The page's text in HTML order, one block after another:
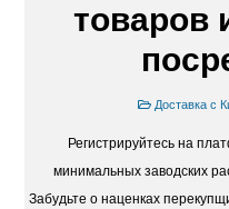
товаров
Доставка с
Регистрируйтесь на
минимальных заводских
Забудьте о наценках